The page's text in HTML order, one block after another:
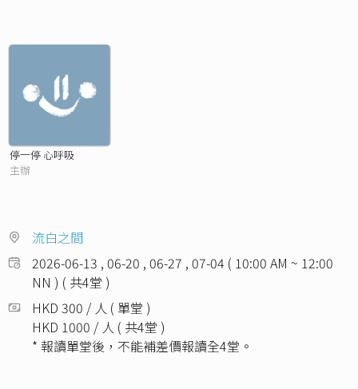
停一停 心呼吸
主辦
流白之間
2026-06-13 , 06-20 , 06-27 , 07-04 ( 10:00 AM ~ 12:00
NN ) ( 共4堂 )
HKD 300 / 人 ( 單堂 )
HKD 1000 / 人 ( 共4堂 )
* 報讀單堂後，不能補差價報讀全4堂。